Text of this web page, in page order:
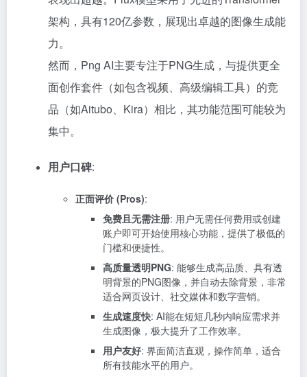
架构，具有120亿参数，展现出卓越的图像生成能
力。
然而，Png AI主要专注于PNG生成，与提供更全
面创作套件（如包含视频、高级编辑工具）的竞
品（如Aitubo、Kira）相比，其功能范围可能较为
集中。
用户口碑:
正面评价 (Pros):
免费且无需注册: 用户无需任何费用或创建
账户即可开始使用核心功能，提供了极低的
门槛和便捷性。
高质量透明PNG: 能够生成高品质、具有透
明背景的PNG图像，并自动去除背景，非常
适合网页设计、社交媒体和数字营销。
生成速度快: AI能在短短几秒内响应需求并
生成图像，极大提升了工作效率。
用户友好: 界面简洁直观，操作简单，适合
所有技能水平的用户。